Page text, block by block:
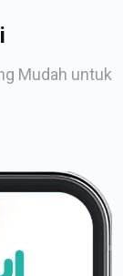
Mudah untuk